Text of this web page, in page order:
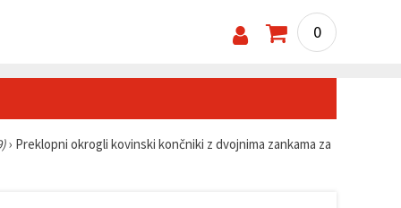
0
› Preklopni okrogli kovinski končniki z dvojnima zankama za